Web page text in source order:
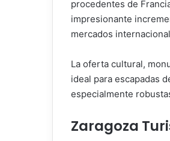
procedentes de
impresionante
mercados
La oferta cultural,
ideal para escapadas
especialmente
Zaragoza